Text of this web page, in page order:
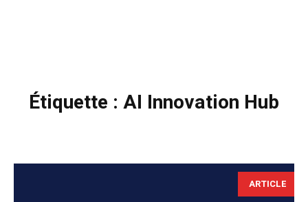
Étiquette : AI Innovation Hub
ARTICLE